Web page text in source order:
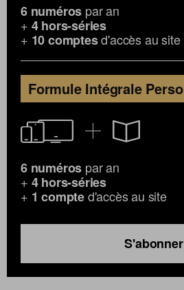
6 numéros par an
+ 4 hors-séries
+ 10 comptesd'accès au site
Formule Intégrale Perso
6 numéros par an
+ 4 hors-séries
+ 1 compted'accès au site
S'abonner